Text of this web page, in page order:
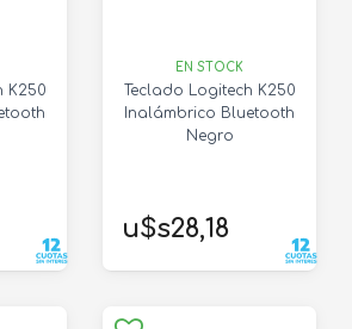
K250
EN STOCK
Teclado Logitech K250
Inalámbrico Bluetooth
Negro
u$s28,18